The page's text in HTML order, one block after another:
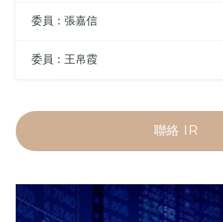
委員：張嘉信
委員：王帛霞
聯絡 IR